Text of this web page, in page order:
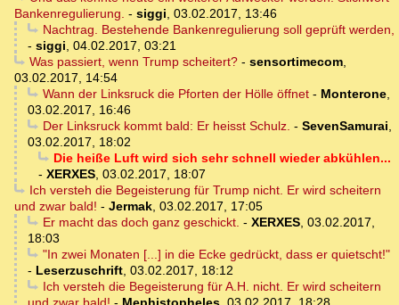
Bankenregulierung. - siggi, 03.02.2017, 13:46
Nachtrag. Bestehende Bankenregulierung soll geprüft werden,
- siggi, 04.02.2017, 03:21
Was passiert, wenn Trump scheitert?- sensortimecom,
03.02.2017, 14:54
Wann der Linksruck die Pforten der Hölle öffnet- Monterone,
03.02.2017, 16:46
Der Linksruck kommt bald: Er heisst Schulz. - SevenSamurai,
03.02.2017, 18:02
Die heiße Luft wird sich sehr schnell wieder abkühlen...
- XERXES, 03.02.2017, 18:07
Ich versteh die Begeisterung für Trump nicht. Er wird scheitern
und zwar bald! - Jermak, 03.02.2017, 17:05
Er macht das doch ganz geschickt. - XERXES, 03.02.2017,
18:03
"In zwei Monaten [...] in die Ecke gedrückt, dass er quietscht!"
- Leserzuschrift, 03.02.2017, 18:12
Ich versteh die Begeisterung für A.H. nicht. Er wird scheitern